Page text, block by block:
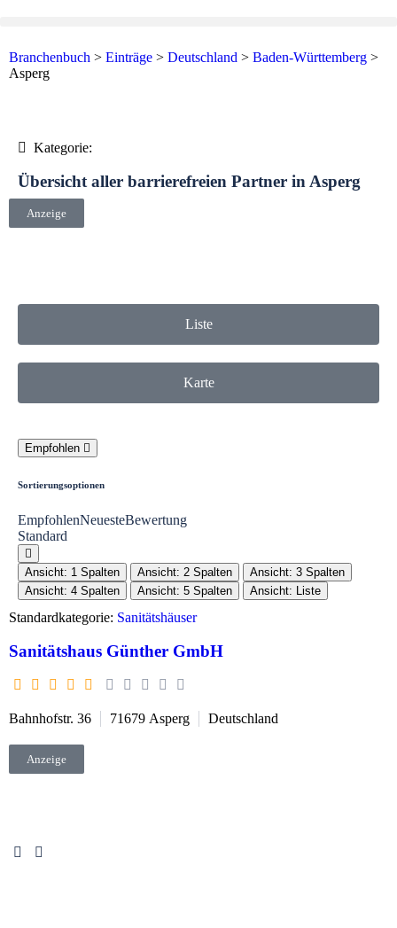
Branchenbuch > Einträge > Deutschland > Baden-Württemberg >
Asperg
Kategorie:
Übersicht aller barrierefreien Partner in Asperg
Anzeige
Liste
Karte
Empfohlen
Sortierungsoptionen
EmpfohlenNeuesteBewertung
Standard
Ansicht: 1 Spalten Ansicht: 2 Spalten
Ansicht: 3 Spalten
Ansicht: 4 Spalten
Ansicht: 5 Spalten Ansicht: Liste
Standardkategorie: Sanitätshäuser
Sanitätshaus Günther GmbH
Bahnhofstr. 36 71679 Asperg Deutschland
Anzeige